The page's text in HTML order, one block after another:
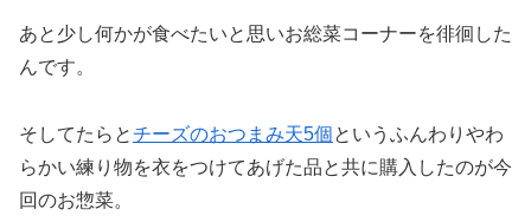
あと少し何かが食べたいと思いお総菜コーナーを徘徊した
んです。
そしてたらとチーズのおつまみ天5個というふんわりやわ
らかい練り物を衣をつけてあげた品と共に購入したのが今
回のお惣菜。